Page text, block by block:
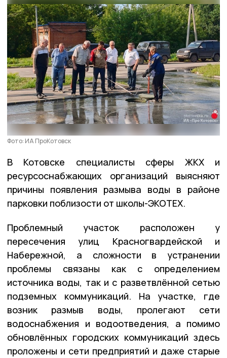
Фото: ИА ПроКотовск
В Котовске специалисты сферы ЖКХ и
ресурсоснабжающих организаций выясняют
причины появления размыва воды в районе
парковки поблизости от школы-ЭКОТЕХ.
Проблемный участок расположен у
пересечения улиц Красногвардейской и
Набережной, а сложности в устранении
проблемы связаны как с определением
источника воды, так и с разветвлённой сетью
подземных коммуникаций. На участке, где
возник размыв воды, пролегают сети
водоснабжения и водоотведения, а помимо
обновлённых городских коммуникаций здесь
проложены и сети предприятий и даже старые